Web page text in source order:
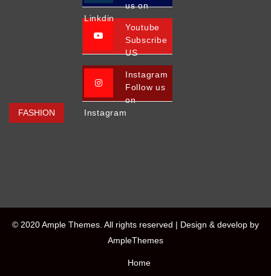
FASHION
us on
Linkdin
Youtube
Subscribe
US
Instagram
Follow us
on
Instagram
© 2020 Ample Themes. All rights reserved | Design & develop by
AmpleThemes
Home